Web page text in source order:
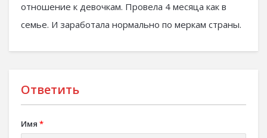
отношение к девочкам. Провела 4 месяца как в
семье. И заработала нормально по меркам страны.
Ответить
Имя *